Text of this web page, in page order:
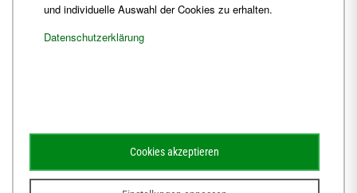
Schematismus Amtsblatt
und individuelle Auswahl der Cookies zu erhalten.
Datenschutzerklärung
Cookies akzeptieren